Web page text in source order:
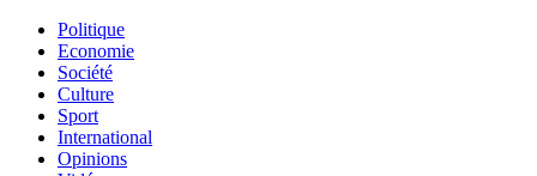
Politique
Economie
Société
Culture
Sport
International
Opinions